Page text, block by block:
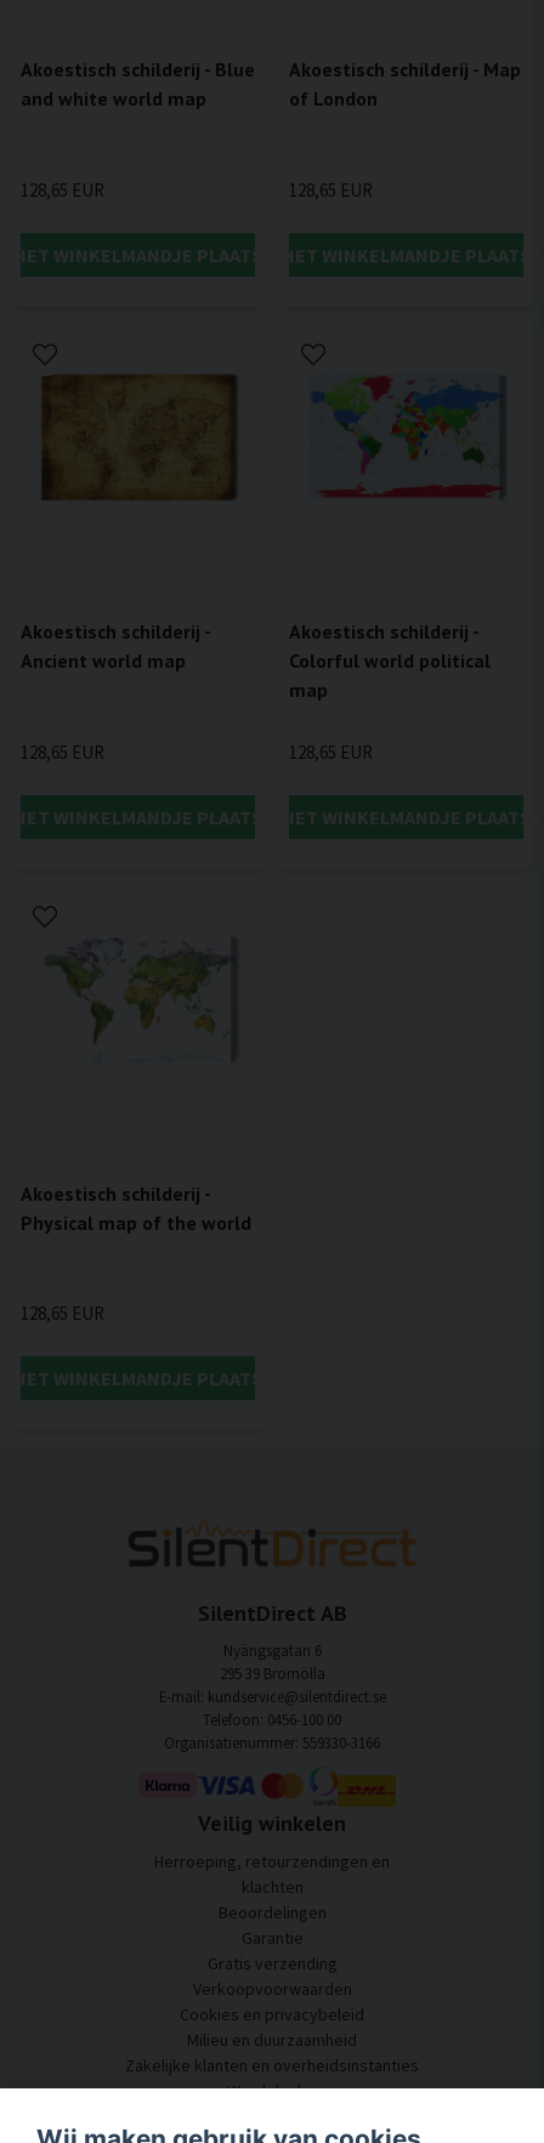
Akoestisch schilderij - Blue
and white world map
128,65 EUR
HET WINKELMANDJE PLAATSEN
Akoestisch schilderij - Map
of London
128,65 EUR
IN HET WINKELMANDJE
Akoestisch schilderij -
Ancient world map
128,65 EUR
HET WINKELMANDJE PLAATSEN
Akoestisch schilderij -
Colorful world political
map
128,65 EUR
IN HET WINKELMANDJE
Akoestisch schilderij -
Physical map of the world
128,65 EUR
HET WINKELMANDJE PLAATSEN
SilentDirect AB
Nyängsgatan 6
295 39 Bromölla
E-mail: kundservice@silentdirect.se
Telefoon: 0456-100 00
Organisatienummer: 559330-3166
Veilig winkelen
Herroeping, retourzendingen en
klachten
Beoordelingen
Garantie
Gratis verzending
Verkoopvoorwaarden
Cookies en privacybeleid
Milieu en duurzaamheid
Zakelijke klanten en overheidsinstanties
Word dealer